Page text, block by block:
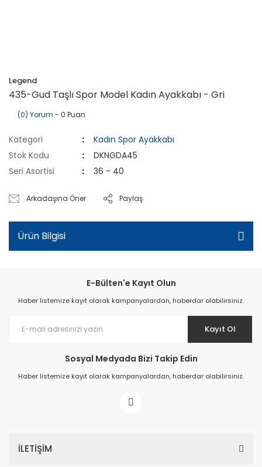
Legend
435-Gud Taşlı Spor Model Kadın Ayakkabı - Gri
(0) Yorum - 0 Puan
Kategori
Kadın Spor Ayakkabı
Stok Kodu
DKNGDA45
Seri Asortisi
36 - 40
Arkadaşına Öner Paylaş
Ürün Bilgisi
E-Bülten'e Kayıt Olun
Haber listemize kayıt olarak kampanyalardan, haberdar olabilirsiniz.
Kayıt Ol
Sosyal Medyada Bizi Takip Edin
Haber listemize kayıt olarak kampanyalardan, haberdar olabilirsiniz.
İLETİŞİM